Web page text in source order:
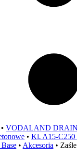
• VODALAND DRAIN
• Kl. A15-C250
• Akcesoria •